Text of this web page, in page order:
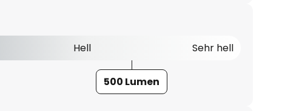
Hell Sehr hell
500 Lumen